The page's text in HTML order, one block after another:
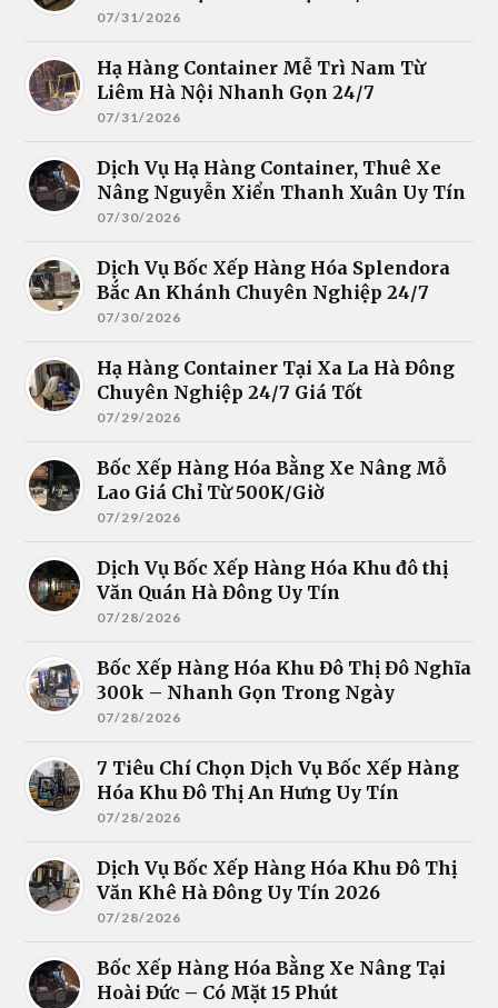
07/31/2026
Hạ Hàng Container Mễ Trì Nam Từ
Liêm Hà Nội Nhanh Gọn 24/7
07/31/2026
Dịch Vụ Hạ Hàng Container, Thuê Xe
Nâng Nguyễn Xiển Thanh Xuân Uy Tín
07/30/2026
Dịch Vụ Bốc Xếp Hàng Hóa Splendora
Bắc An Khánh Chuyên Nghiệp 24/7
07/30/2026
Hạ Hàng Container Tại Xa La Hà Đông
Chuyên Nghiệp 24/7 Giá Tốt
07/29/2026
Bốc Xếp Hàng Hóa Bằng Xe Nâng Mỗ
Lao Giá Chỉ Từ 500K/Giờ
07/29/2026
Dịch Vụ Bốc Xếp Hàng Hóa Khu đô thị
Văn Quán Hà Đông Uy Tín
07/28/2026
Bốc Xếp Hàng Hóa Khu Đô Thị Đô Nghĩa
300k – Nhanh Gọn Trong Ngày
07/28/2026
7 Tiêu Chí Chọn Dịch Vụ Bốc Xếp Hàng
Hóa Khu Đô Thị An Hưng Uy Tín
07/28/2026
Dịch Vụ Bốc Xếp Hàng Hóa Khu Đô Thị
Văn Khê Hà Đông Uy Tín 2026
07/28/2026
Bốc Xếp Hàng Hóa Bằng Xe Nâng Tại
Hoài Đức – Có Mặt 15 Phút